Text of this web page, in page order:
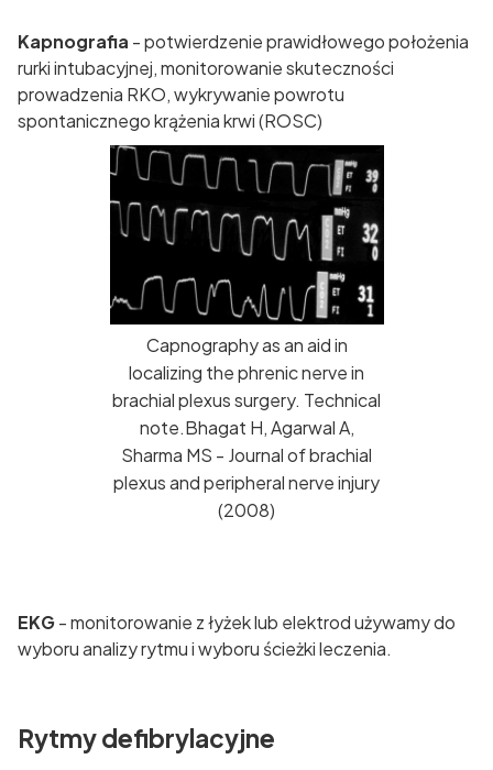
Kapnografia - potwierdzenie prawidłowego położenia
rurki intubacyjnej, monitorowanie skuteczności
prowadzenia RKO, wykrywanie powrotu
spontanicznego krążenia krwi (ROSC)
Capnography as an aid in
localizing the phrenic nerve in
brachial plexus surgery. Technical
note.Bhagat H, Agarwal A,
Sharma MS - Journal of brachial
plexus and peripheral nerve injury
(2008)
EKG- monitorowanie z łyżek lub elektrod używamy do
wyboru analizy rytmu i wyboru ścieżki leczenia.
Rytmy defibrylacyjne